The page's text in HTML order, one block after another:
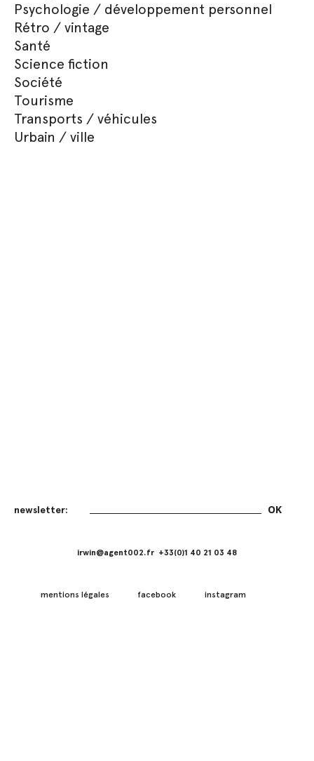
Psychologie / développement personnel
Rétro / vintage
Santé
Science fiction
Société
Tourisme
Transports / véhicules
Urbain / ville
irwin@agent002.fr +33(0)1 40 21 03 48
mentions légales facebook instagram